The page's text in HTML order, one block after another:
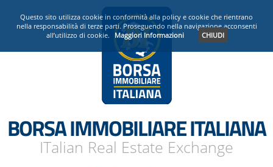
BORSA IMMOBILIARE ITALIANA
ITalian Real Estate Exchange
PRESENTAZIONE
OPERATORI ACCREDITATI
Questo sito utilizza cookie in conformità alla policy e cookie che rientrano
nella responsabilità di terze parti. Proseguendo nella navigazione acconsenti
all’utilizzo di cookie.
Maggiori Informazioni CHIUDI